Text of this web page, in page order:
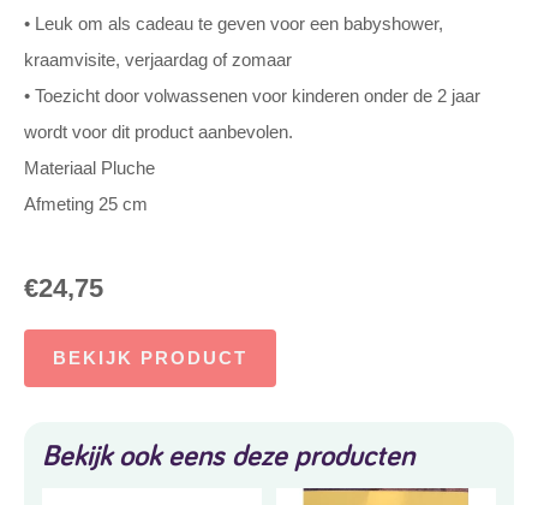
• Leuk om als cadeau te geven voor een babyshower,
kraamvisite, verjaardag of zomaar
• Toezicht door volwassenen voor kinderen onder de 2 jaar
wordt voor dit product aanbevolen.
Materiaal Pluche
Afmeting 25 cm
€24,75
BEKIJK PRODUCT
Bekijk ook eens deze producten